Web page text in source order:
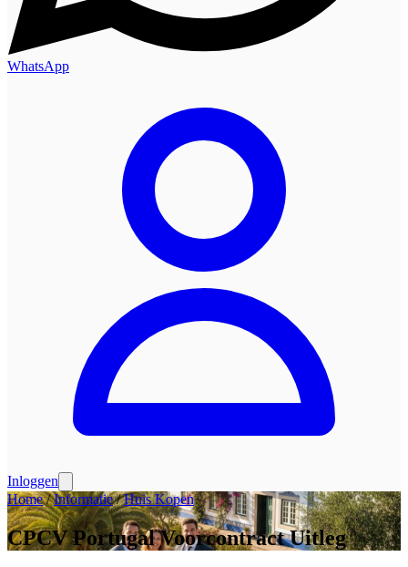
WhatsApp
Inloggen
Home/Informatie/Huis Kopen
CPCV Portugal Voorcontract Uitleg